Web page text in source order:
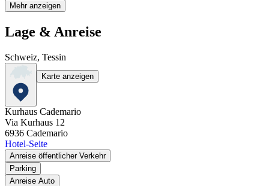
Mehr anzeigen
Lage & Anreise
Schweiz, Tessin
Karte anzeigen
Kurhaus Cademario
Via Kurhaus 12
6936 Cademario
Hotel-Seite
Anreise öffentlicher Verkehr
Parking
Anreise Auto